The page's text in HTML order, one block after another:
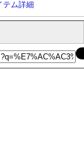
テム詳細